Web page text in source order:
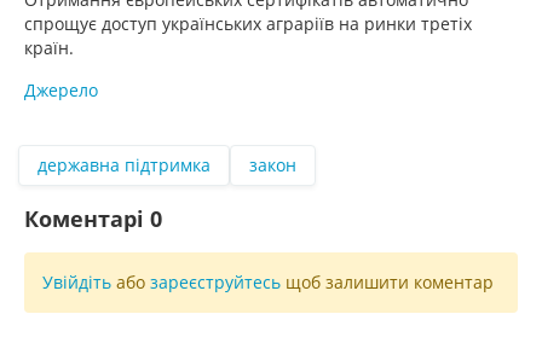
спрощує доступ українських аграріїв на ринки третіх
країн.
Джерело
державна підтримка закон
Коментарі 0
Увійдіть або зареєструйтесь щоб залишити коментар